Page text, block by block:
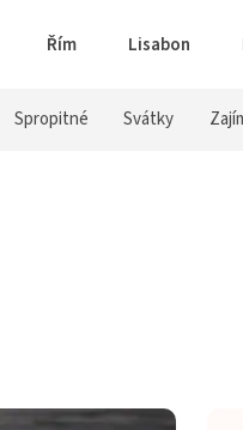
Řím Lisabon
Spropitné Svátky